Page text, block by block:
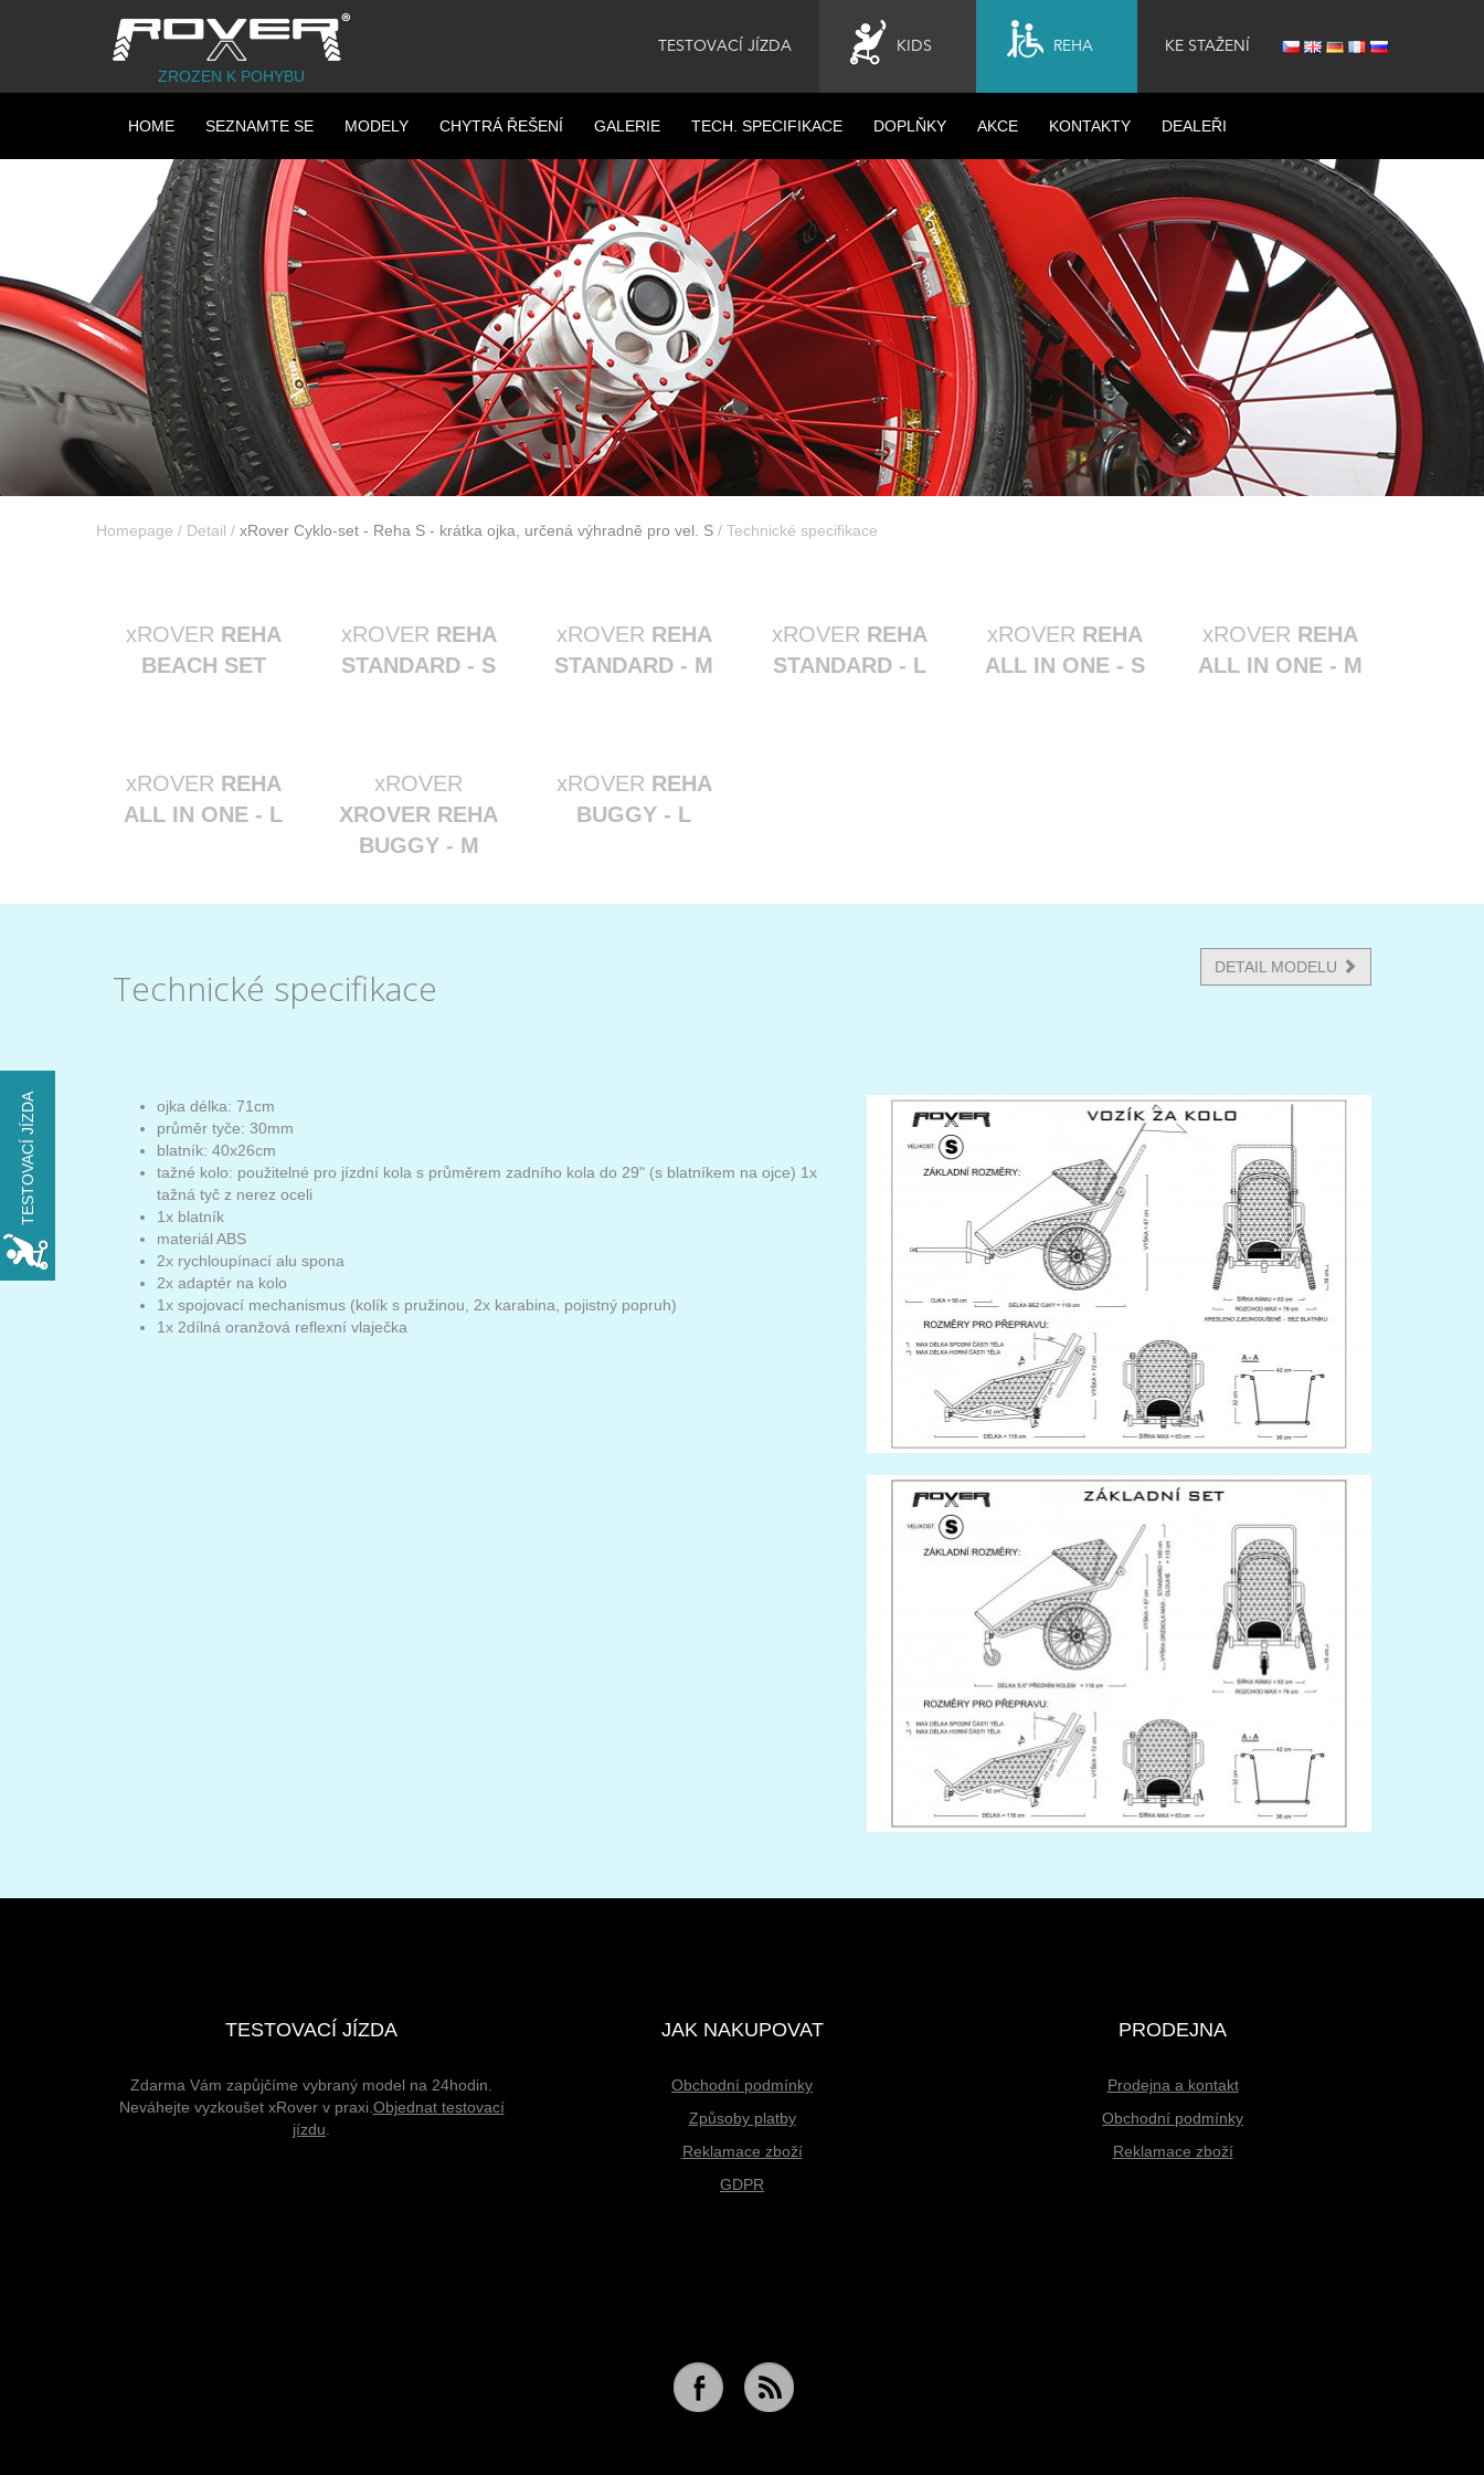
ZROZEN K POHYBU
TESTOVACÍ JÍZDA KIDS REHA KE STAŽENÍ
HOME SEZNAMTE SE MODELY CHYTRÁ ŘEŠENÍ GALERIE TECH. SPECIFIKACE DOPLŇKY AKCE KONTAKTY DEALEŘI
Homepage / Detail / xRover Cyklo-set - Reha S - krátka ojka, určená výhradně pro vel. S / Technické specifikace
xROVER REHA
BEACH SET
xROVER REHA
STANDARD - S
xROVER REHA
STANDARD - M
xROVER REHA
STANDARD - L
xROVER REHA
ALL IN ONE - S
xROVER REHA
ALL IN ONE - M
xROVER REHA
ALL IN ONE - L
xROVER
XROVER REHA
BUGGY - M
xROVER REHA
BUGGY - L
DETAIL MODELU
Technické specifikace
ojka délka: 71cm
průměr tyče: 30mm
blatník: 40x26cm
tažné kolo: použitelné pro jízdní kola s průměrem zadního kola do 29" (s blatníkem na ojce) 1x
tažná tyč z nerez oceli
1x blatník
materiál ABS
2x rychloupínací alu spona
2x adaptér na kolo
1x spojovací mechanismus (kolík s pružinou, 2x karabina, pojistný popruh)
1x 2dílná oranžová reflexní vlaječka
TESTOVACÍ JÍZDA
Zdarma Vám zapůjčíme vybraný model na 24hodin.
Neváhejte vyzkoušet xRover v praxi.Objednat testovací
jízdu.
JAK NAKUPOVAT
Obchodní podmínky
Způsoby platby
Reklamace zboží
GDPR
PRODEJNA
Prodejna a kontakt
Obchodní podmínky
Reklamace zboží
TESTOVACÍ JÍZDA
VYZKOUŠEJTE
xROVER na den
ZDARMA
REZERVOVAT